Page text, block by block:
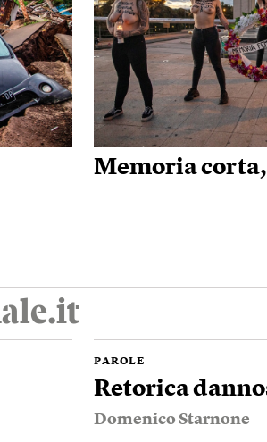
Memoria
PAROLE
Retorica
Domenico Starnone